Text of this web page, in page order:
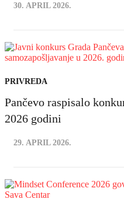
30. APRIL 2026.
PRIVREDA
Pančevo raspisalo
2026 godini
29. APRIL 2026.